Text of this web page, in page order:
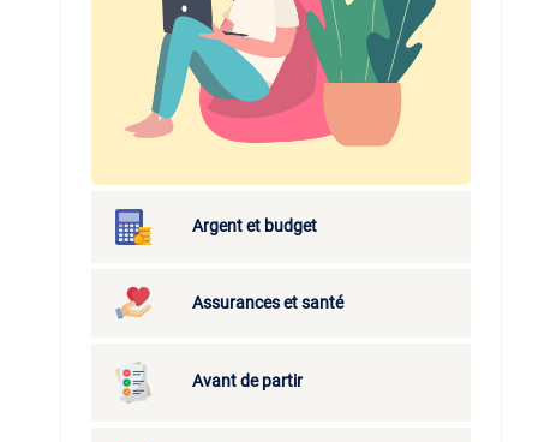
Argent et budget
Assurances et santé
Avant de partir